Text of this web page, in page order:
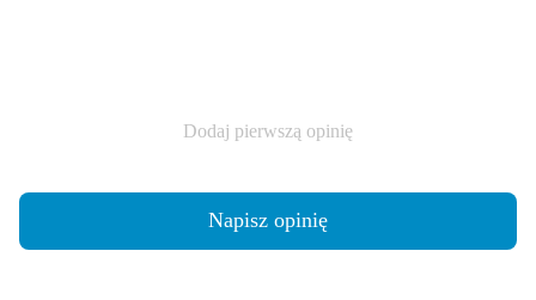
Dodaj pierwszą opinię
Napisz opinię